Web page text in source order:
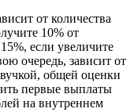
от количества
10% от
если увеличите
очередь, зависит от
общей оценки
первые выплаты
на внутреннем